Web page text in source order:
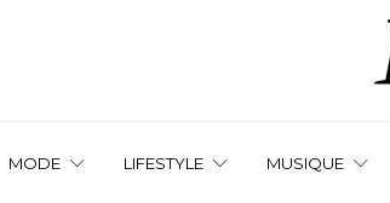
MODE LIFESTYLE MUSIQUE